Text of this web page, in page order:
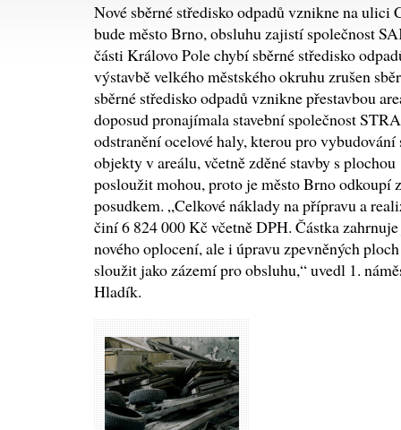
Nové sběrné středisko odpadů vznikne na ulici
bude město Brno, obsluhu zajistí společnost
části Královo Pole chybí sběrné středisko
výstavbě velkého městského okruhu zrušen
sběrné středisko odpadů vznikne přestavbou
doposud pronajímala stavební společnost
odstranění ocelové haly, kterou pro
objekty v areálu, včetně zděné stavby s
posloužit mohou, proto je město Brno odkoupí
posudkem. „Celkové náklady na přípravu a
činí 6 824 000 Kč včetně DPH. Částka
nového oplocení, ale i úpravu zpevněných
sloužit jako zázemí pro obsluhu,“ uvedl 1.
Hladík.